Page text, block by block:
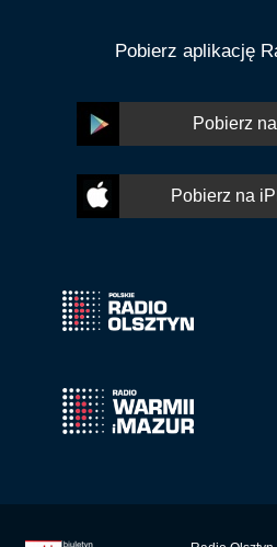
Pobierz aplikację
Pobierz
Pobierz na